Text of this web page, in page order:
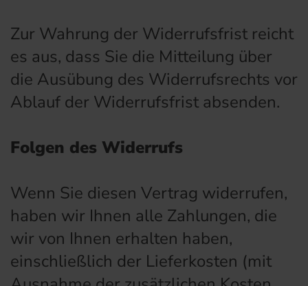
Zur Wahrung der Widerrufsfrist reicht
es aus, dass Sie die Mitteilung über
die Ausübung des Widerrufsrechts vor
Ablauf der Widerrufsfrist absenden.
Folgen des Widerrufs
Wenn Sie diesen Vertrag widerrufen,
haben wir Ihnen alle Zahlungen, die
wir von Ihnen erhalten haben,
einschließlich der Lieferkosten (mit